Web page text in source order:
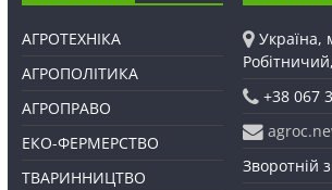
АГРОТЕХНІКА
АГРОПОЛІТИКА
АГРОПРАВО
ЕКО-ФЕРМЕРСТВО
ТВАРИННИЦТВО
Україна,
+38 067
Зворотній